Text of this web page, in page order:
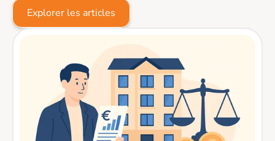
Explorer les articles